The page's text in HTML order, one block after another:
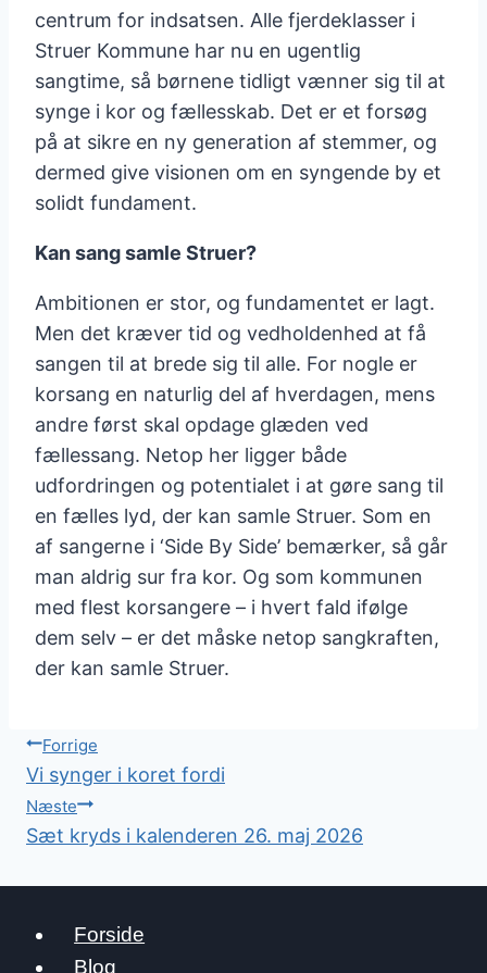
centrum for indsatsen. Alle fjerdeklasser i
Struer Kommune har nu en ugentlig
sangtime, så børnene tidligt vænner sig til at
synge i kor og fællesskab. Det er et forsøg
på at sikre en ny generation af stemmer, og
dermed give visionen om en syngende by et
solidt fundament.
Kan sang samle Struer?
Ambitionen er stor, og fundamentet er lagt.
Men det kræver tid og vedholdenhed at få
sangen til at brede sig til alle. For nogle er
korsang en naturlig del af hverdagen, mens
andre først skal opdage glæden ved
fællessang. Netop her ligger både
udfordringen og potentialet i at gøre sang til
en fælles lyd, der kan samle Struer. Som en
af sangerne i ‘Side By Side’ bemærker, så går
man aldrig sur fra kor. Og som kommunen
med flest korsangere – i hvert fald ifølge
dem selv – er det måske netop sangkraften,
der kan samle Struer.
Indlægsnavigation
Forrige
Vi synger i koret fordi
Næste
Sæt kryds i kalenderen 26. maj 2026
Forside
Blog